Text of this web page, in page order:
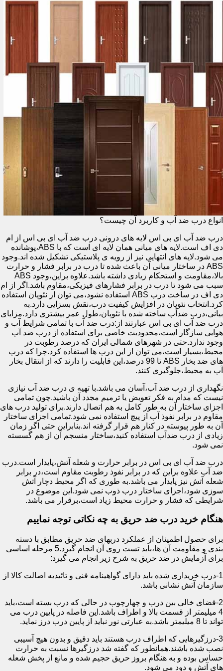
انواع درب ضد آب و کاربرد آن چیست؟
درب ضد آب ای بی اس لایه های درونی درب ضد آب ای بی اس از ام
دی اف است.لایه های میانی همان لایه ای است که با ABS،پوشانده
می شود.لایه های انتهایی نیز از رویه ی پلاستیکی تشکیل شده اند.وجود
ABS در ساختار میانی آن باعث شده تا درب در برابر فشار و حرارت
بالا،مقاومت و استحکام زیادی داشته باشد.علاوه براین،وجود ABS
سبب می شود تا درب در برابر فشارهای فیزیکی،مقاوم باشد.اگر از ام
دی اف در ساخت درب ABS استفاده نشود،می توان از نئوپان استفاده
کرد.انتخاب نئوپان در افزایش کیفیت درب،نقش بسزایی دارد.به
بیانی،درب ضدآب ساخته شده با نئوپان،طول عمر بیشتری دارد.مزایای
درب ضد آب ای بی اس عبارتند از:درب ضد آب با تمامی شرایط آب و
هوایی سازگار است،محدودیت خاصی برای استفاده از درب ضد آب
وجود ندارد.حتی در شهرهای شمالی ایران که درصد رطوبت در
محیط،بسیار است،می توان از این درب ها استفاده کرد.چرا که درب
های ضد بخار ABS تا 99 درصد،این قابلیت را دارند که از انتقال بخار
آب به محیط،جلوگیری کنند.
نگهداری از درب ضد آب،آسان می باشد.با تهیه ی درب ضد آب نیازی
نیست که مدام به فکر تعویض یا ترمیم مجدد آن باشید.چون تمامی
اجزای ساختار آن به طور کامل به هم اتصال دارند.برای تولید درب های
مقاوم در برابر نفوذ آب از پیچ استفاده نمی شود.تمامی اجزای ساختار
آن به طور پیوسته در کنار هم قرار گرفته اند.بنابراین حتی اگر زمان
زیادی از درب ضدآب استفاده کنید،ساختار منسجم آن از هم گسسته
نمی شود.
درب ضد آب ای بی اس در برابر حرارت و شعله آتش،پایدار است.درب
ضد آب علاوه براین که در برابر نفوذ رطوبت مقاوم است،در برابر
شعله آتش نیز پایدار می باشد.به طوری که اگر محیط دچار آتش
سوزی شود،اجزای ساختار درب ذوب نمی شود.این موضوع در
شرایطی که فشار و حرارت محیط زیاد است،برقرار می باشد.
هنگام خرید درب ضد حریق به چه نکاتی توجه نماییم
برای حصول اطمینان از عملکرد دربهای ضد حریق مطابق با دسته
بندی و مقاومت آن ها،باید تست روی آن انجام گیرد.5 مرحله اساسی
برای آزمایش در ضد حریق به شرح زیر انجام می گیرد:
1-درب خریداری شده باید دارای گواهینامه فنی و تائیدیه اصالت کالا از
سازمان آتش نشانی باشد.
2-فضای خالی بین درب و چهارچوب در حالی که درب بسته است،باید
4 میلیمتر از قسمت بالا و اطراف باشد.این فاصله در پایین درب می
تواند تا 8 میلیمتر باشد.به عبارتی نور نباید از پایین درب درز نماید.
3-درزگیرهایی که اطراف درب هستند باید دقیق و بدون هیچ آسیبی
نصب شده باشند.همانطور که گفته شد درزگیرها نسبت به حرارت
حساس بوده و به هنگام بروز حریق حجیم شده و مانع از پخش شعله
های آتش و دود می شود.